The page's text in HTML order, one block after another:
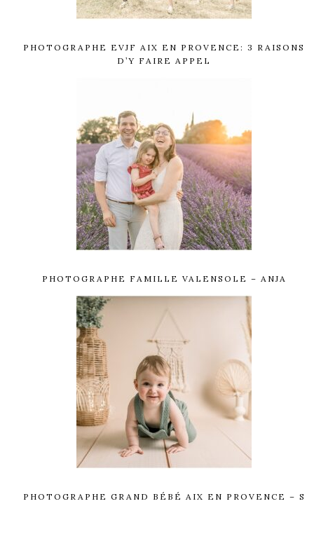
PHOTOGRAPHE EVJF AIX EN PROVENCE: 3 RAISONS
D’Y FAIRE APPEL
PHOTOGRAPHE FAMILLE VALENSOLE – ANJA
PHOTOGRAPHE GRAND BÉBÉ AIX EN PROVENCE – S